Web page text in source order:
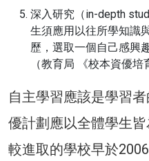
深入研究（in-depth
生須應用以往所學知識
歷，選取一個自己感興
（教育局 《校本資優培
自主學習應該是學習
優計劃應以全體學生
較進取的學校早於